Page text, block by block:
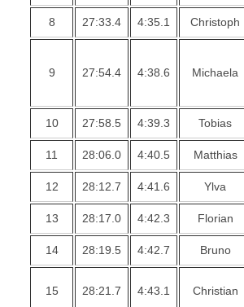
8 27:33.4 4:35.1 Christoph
9 27:54.4 4:38.6 Michaela
10 27:58.5 4:39.3 Tobias
11 28:06.0 4:40.5 Matthias
12 28:12.7 4:41.6 Ylva
13 28:17.0 4:42.3 Florian
14 28:19.5 4:42.7 Bruno
15 28:21.7 4:43.1 Christian